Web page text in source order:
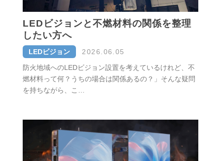
LEDビジョンと不燃材料の関係を整理
したい方へ
LEDビジョン
2026.06.05
防火地域へのLEDビジョン設置を考えているけれど、不
燃材料って何？うちの場合は関係あるの？」そんな疑問
を持ちながら、こ…